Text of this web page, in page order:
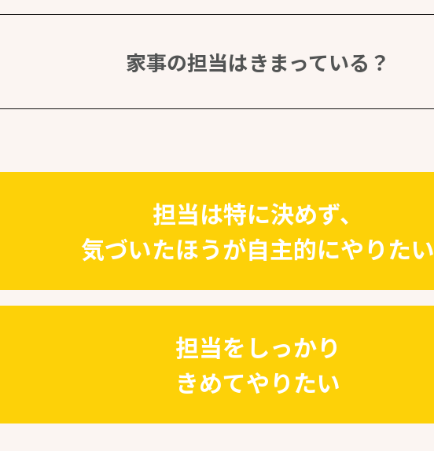
家事の担当はきまっている？
担当は特に決めず、
気づいたほうが自主的にやりたい
担当をしっかり
きめてやりたい